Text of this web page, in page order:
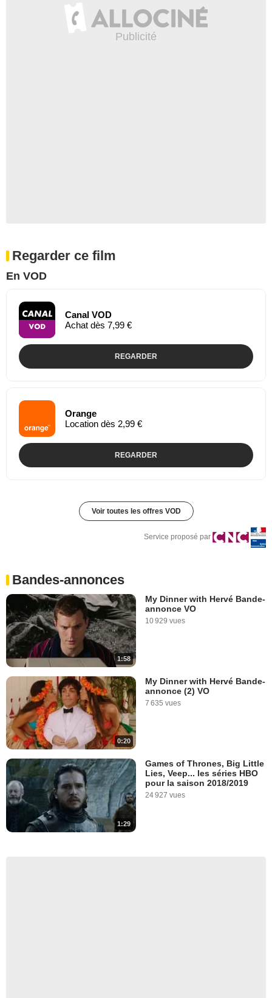
Regarder ce film
En VOD
Canal VOD
Achat dès 7,99 €
REGARDER
Orange
Location dès 2,99 €
REGARDER
Voir toutes les offres VOD
Service proposé par
Bandes-annonces
1:58
My Dinner with Hervé Bande-
annonce VO
10 929 vues
0:20
My Dinner with Hervé Bande-
annonce (2) VO
7 635 vues
1:29
Games of Thrones, Big Little
Lies, Veep... les séries HBO
pour la saison 2018/2019
24 927 vues